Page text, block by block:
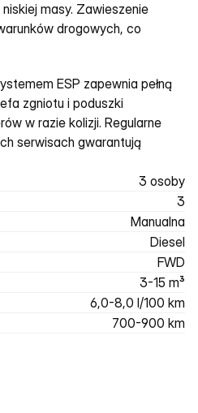
masy. Zawieszenie
drogowych, co
ESP zapewnia pełną
zgniotu i poduszki
w razie kolizji. Regularne
serwisach gwarantują
3 osoby
3
Manualna
Diesel
FWD
3-15 m³
6,0-8,0 l/100 km
700-900 km